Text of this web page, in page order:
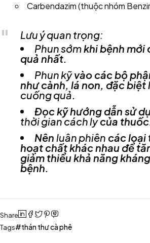
Carbendazim (thuộc nhóm
Lưu ý quan trọng:
Phun sớmkhi bệnh mới
quả nhất.
Phun kỹvào các bộ
như cành, lá non, đặc biệt
cuống quả.
Đọc kỹ hướng dẫn sử
thời gian cách lycủa
Nên luân phiên các loại
hoạt chất khác nhau để
giảm thiểu khả năng
bệnh.
Share
Tags
thán thư cà phê